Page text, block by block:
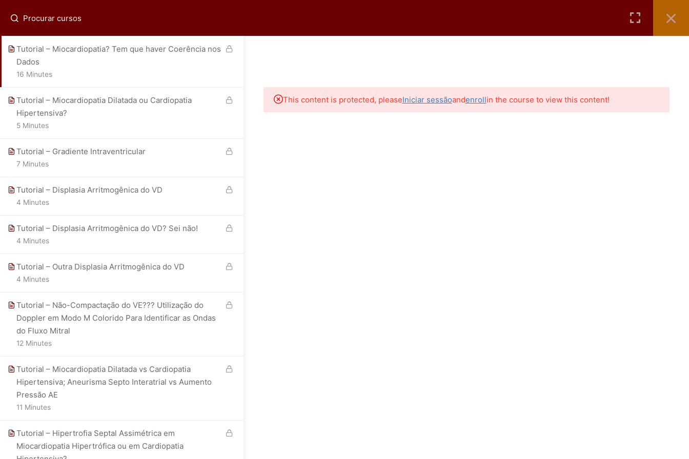
(21) 2536-0399
20 Minutes
Tutorial – Miocardiopatia? Tem que haver Coerência nos
Dados
16 Minutes
Tutorial – Miocardiopatia Dilatada ou Cardiopatia
Hipertensiva?
5 Minutes
Tutorial – Gradiente Intraventricular
7 Minutes
Tutorial – Displasia Arritmogênica do VD
4 Minutes
Tutorial – Displasia Arritmogênica do VD? Sei não!
4 Minutes
Tutorial – Outra Displasia Arritmogênica do VD
4 Minutes
Tutorial – Não-Compactação do VE??? Utilização do
Doppler em Modo M Colorido Para Identificar as Ondas
do Fluxo Mitral
12 Minutes
Tutorial – Miocardiopatia Dilatada vs Cardiopatia
Hipertensiva; Aneurisma Septo Interatrial vs Aumento
Pressão AE
11 Minutes
Tutorial – Hipertrofia Septal Assimétrica em
Miocardiopatia Hipertrófica ou em Cardiopatia
This content is protected, pleaseIniciar sessãoandenrollin the course to view this content!